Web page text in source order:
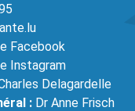
Facebook
Instagram
Delagardelle
: Dr Anne Frisch